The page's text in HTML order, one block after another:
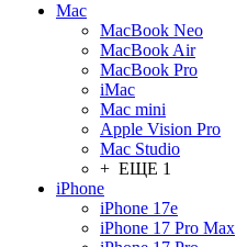
Mac
MacBook Neo
MacBook Air
MacBook Pro
iMac
Mac mini
Apple Vision Pro
Mac Studio
+ ЕЩЕ 1
iPhone
iPhone 17e
iPhone 17 Pro Max